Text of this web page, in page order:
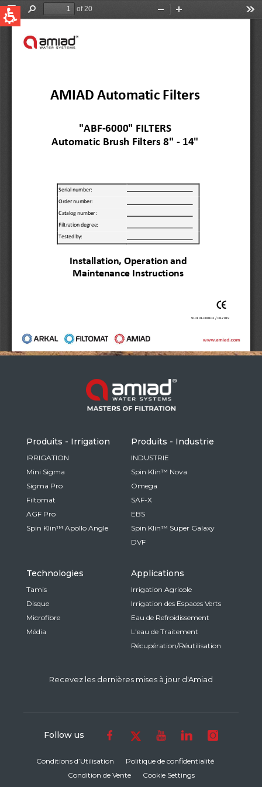
QUICK LINKS
English
United States
English
English
Spain & LATAM
Spanish
Russia
French
German
Israel
Hebrew
China
Chinese
Based on your current location, we recommend
this Amiad website for you
North America- English
Produits - Irrigation
IRRIGATION
Mini Sigma
Sigma Pro
Filtomat
AGF Pro
Spin Klin™ Apollo Angle
Produits - Industrie
INDUSTRIE
Spin Klin™ Nova
Omega
SAF-X
EBS
Spin Klin™ Super Galaxy
DVF
Technologies
Tamis
Disque
Microfibre
Média
Applications
Irrigation Agricole
Irrigation des Espaces Verts
Eau de Refroidissement
L'eau de Traitement
Récupération/Réutilisation
Recevez les dernières mises à jour d'Amiad
Conditions d’Utilisation
Politique de confidentialité
Condition de Vente
Cookie Settings
Follow us